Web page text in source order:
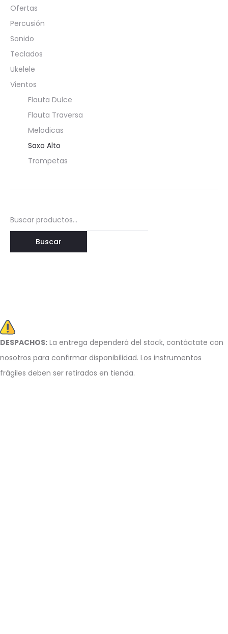
Ofertas
Percusión
Sonido
Teclados
Ukelele
Vientos
Flauta Dulce
Flauta Traversa
Melodicas
Saxo Alto
Trompetas
Buscar
por:
Buscar
DESPACHOS: La entrega dependerá del stock, contáctate con
nosotros para confirmar disponibilidad. Los instrumentos
frágiles deben ser retirados en tienda.